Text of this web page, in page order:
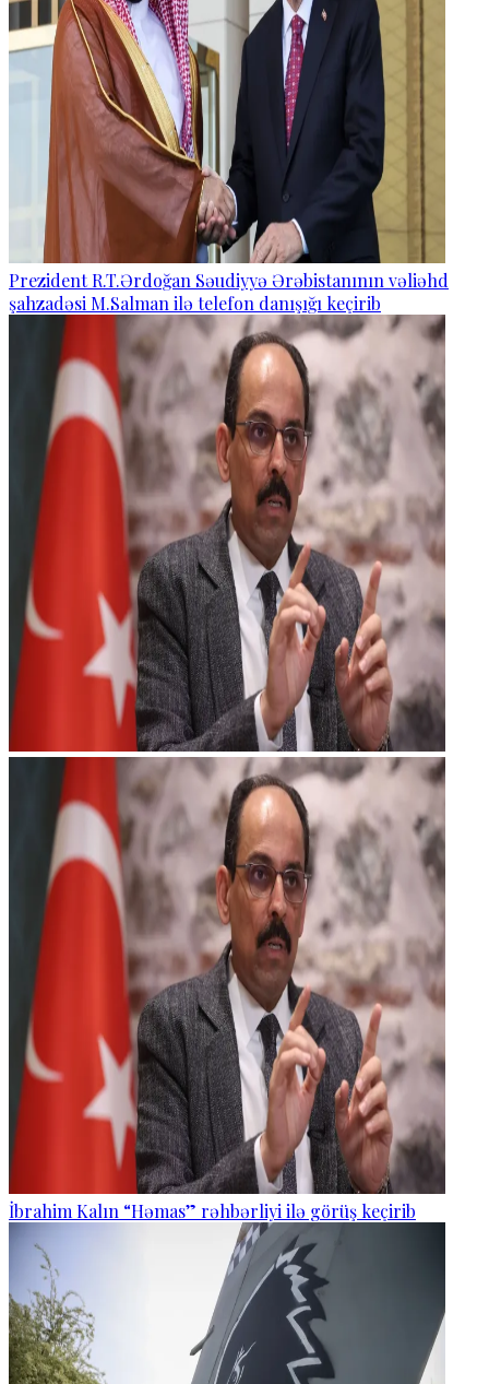
Prezident R.T.Ərdoğan Səudiyyə Ərəbistanının vəliəhd
şahzadəsi M.Salman ilə telefon danışığı keçirib
İbrahim Kalın “Həmas” rəhbərliyi ilə görüş keçirib